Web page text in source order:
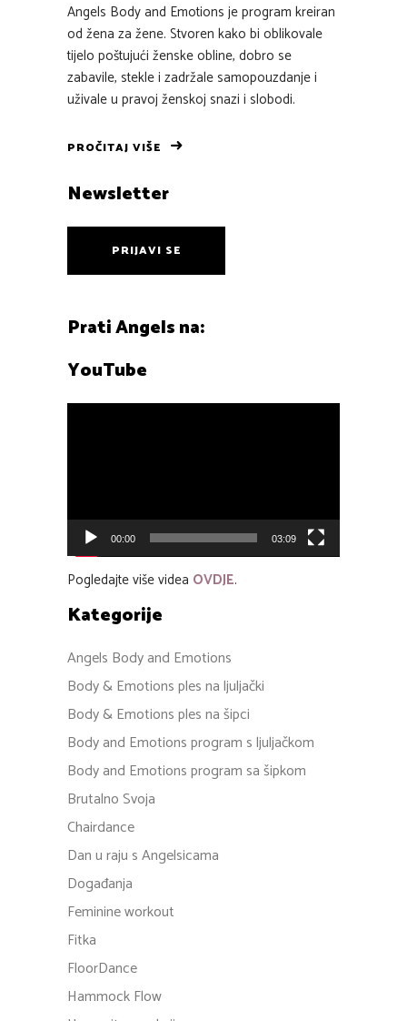
Angels Body and Emotions je program kreiran
od žena za žene. Stvoren kako bi oblikovale
tijelo poštujući ženske obline, dobro se
zabavile, stekle i zadržale samopouzdanje i
uživale u pravoj ženskoj snazi i slobodi.
PROČITAJ VIŠE
Newsletter
PRIJAVI SE
Prati Angels na:
YouTube
00:00 03:09
Pogledajte više videa OVDJE.
Kategorije
Angels Body and Emotions
Body & Emotions ples na ljuljački
Body & Emotions ples na šipci
Body and Emotions program s ljuljačkom
Body and Emotions program sa šipkom
Brutalno Svoja
Chairdance
Dan u raju s Angelsicama
Događanja
Feminine workout
Fitka
FloorDance
Hammock Flow